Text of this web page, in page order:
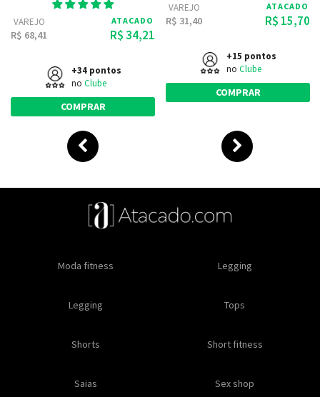
VAREJO
R$ 68,41
ATACADO
R$ 34,21
+34 pontos
no Clube
COMPRAR
VAREJO
R$ 31,40
ATACADO
R$ 15,70
+15 pontos
no Clube
COMPRAR
Especial natal Toda loja
Feminino Moda feminina
Moda feminina Moda íntima
Moda fitness Moda praia
Masculino Moda masculino
Moda masculina Moda intima masculina
Acessórios masculinos Moda íntima
Calcinhas Soutiens
Moda fitness Legging
Legging Tops
Shorts Short fitness
Saias Sex shop
Oleos e cremes Comestiveis
Kits Lançamentos
Ofertas Roupas para revender